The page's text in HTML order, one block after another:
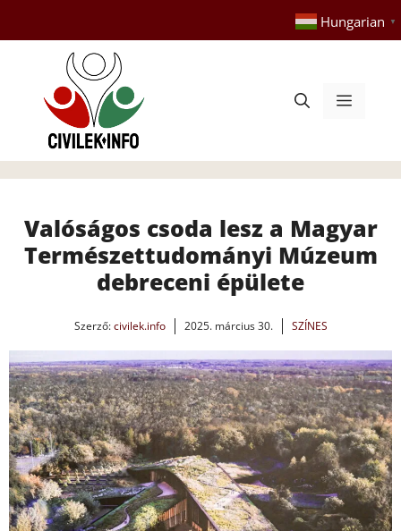
tartalomba
Hungarian ▼
Menü
Valóságos csoda lesz a Magyar
Természettudományi Múzeum
debreceni épülete
Szerző:civilek.info 2025. március 30. SZÍNES